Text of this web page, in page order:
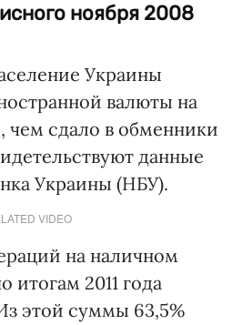
ноября 2008
Украины
валюты на
чем сдало в обменники
данные
Украины (НБУ).
VIDEO
на наличном
итогам 2011 года
этой суммы 63,5%